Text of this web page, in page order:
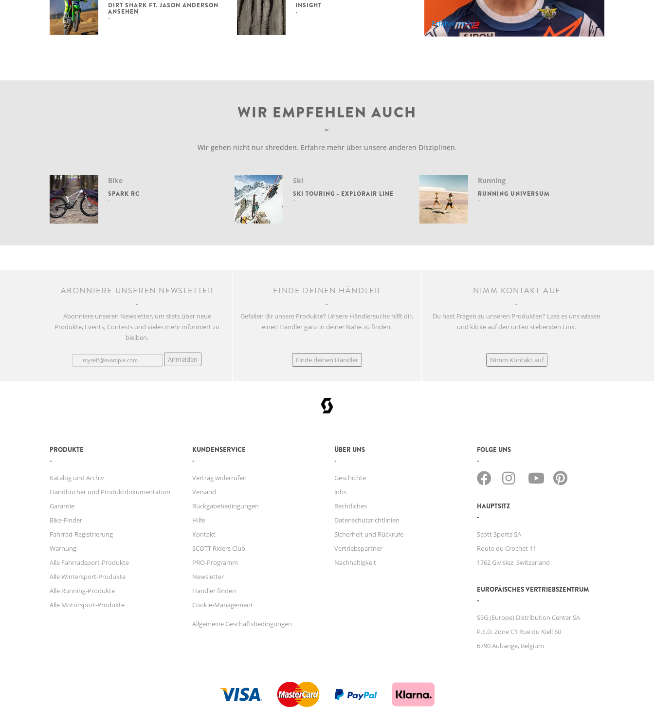
DIRT SHARK FT. JASON ANDERSON
ANSEHEN
INSIGHT
Erfahre mehr
WIR EMPFEHLEN AUCH
Wir gehen nicht nur shredden. Erfahre mehr über unsere anderen Disziplinen.
Bike
SPARK RC
Ski
SKI TOURING - EXPLORAIR LINE
Running
RUNNING UNIVERSUM
ABONNIERE UNSEREN NEWSLETTER
Abonniere unseren Newsletter, um stets über neue
Produkte, Events, Contests und vieles mehr informiert zu
bleiben.
Anmelden
FINDE DEINEN HÄNDLER
Gefallen dir unsere Produkte? Unsere Händlersuche hilft dir,
einen Händler ganz in deiner Nähe zu finden.
Finde deinen Händler
NIMM KONTAKT AUF
Du hast Fragen zu unseren Produkten? Lass es uns wissen
und klicke auf den unten stehenden Link.
Nimm Kontakt auf
PRODUKTE
Katalog und Archiv
Handbücher und Produktdokumentation
Garantie
Bike-Finder
Fahrrad-Registrierung
Warnung
Alle Fahrradsport-Produkte
Alle Wintersport-Produkte
Alle Running-Produkte
Alle Motorsport-Produkte
KUNDENSERVICE
Vertrag widerrufen
Versand
Rückgabebedingungen
Hilfe
Kontakt
SCOTT Riders Club
PRO-Programm
Newsletter
Händler finden
Cookie-Management
Allgemeine Geschäftsbedingungen
ÜBER UNS
Geschichte
Jobs
Rechtliches
Datenschutzrichtlinien
Sicherheit und Rückrufe
Vertriebspartner
Nachhaltigkeit
FOLGE UNS
HAUPTSITZ
Scott Sports SA
Route du Crochet 11
1762 Givisiez, Switzerland
EUROPÄISCHES VERTRIEBSZENTRUM
SSG (Europe) Distribution Center SA
P.E.D. Zone C1 Rue du Kiell 60
6790 Aubange, Belgium